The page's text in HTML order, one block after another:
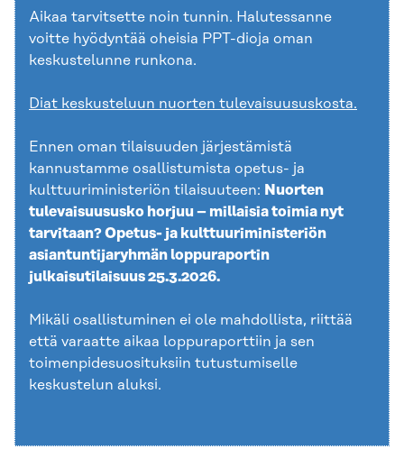
Aikaa tarvitsette noin tunnin. Halutessanne
voitte hyödyntää oheisia PPT-dioja oman
keskustelunne runkona.
Diat keskusteluun nuorten tulevaisuususkosta.
Ennen oman tilaisuuden järjestämistä
kannustamme osallistumista opetus- ja
kulttuuriministeriön tilaisuuteen: Nuorten
tulevaisuususko horjuu – millaisia toimia nyt
tarvitaan? Opetus- ja kulttuuriministeriön
asiantuntijaryhmän loppuraportin
julkaisutilaisuus 25.3.2026.
Mikäli osallistuminen ei ole mahdollista, riittää
että varaatte aikaa loppuraporttiin ja sen
toimenpidesuosituksiin tutustumiselle
keskustelun aluksi.